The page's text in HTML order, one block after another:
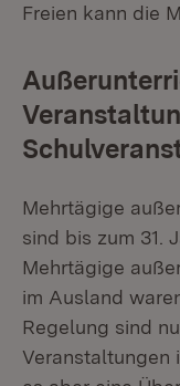
Freien kann die
Mehrtägige
sind bis zum 31.
Mehrtägige
im Ausland
Regelung sind
Veranstaltungen